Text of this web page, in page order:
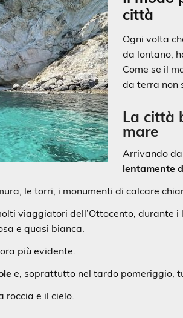
città
Ogni volta
da lontano,
Come se il
da terra non
La città
mare
Arrivando
lentamente
le torri, i monumenti di calcare
viaggiatori dell’Ottocento, durante i
e quasi bianca.
più evidente.
e, soprattutto nel tardo pomeriggio,
e il cielo.